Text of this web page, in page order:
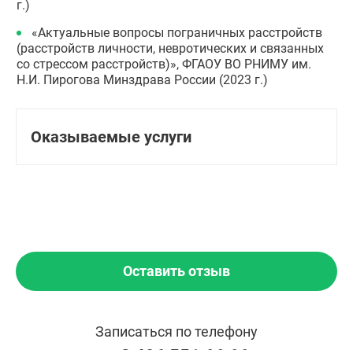
г.)
«Актуальные вопросы пограничных расстройств
(расстройств личности, невротических и связанных
со стрессом расстройств)», ФГАОУ ВО РНИМУ им.
Н.И. Пирогова Минздрава России (2023 г.)
Оказываемые услуги
Оставить отзыв
Записаться по телефону